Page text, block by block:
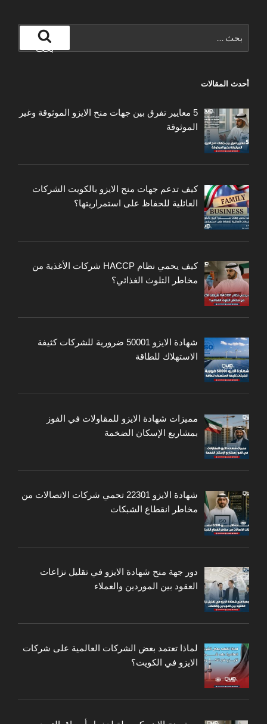
عن:
بحث
أحدث المقالات
5 معايير تفرق بين جهات منح الايزو الموثوقة وغير
الموثوقة
كيف تدعم جهات منح الايزو بالكويت الشركات
العائلية للحفاظ على استمراريتها؟
كيف يحمي نظام HACCP شركات الأغذية من
مخاطر التلوث الغذائي؟
شهادة الايزو 50001 ضرورية للشركات كثيفة
الاستهلاك للطاقة
مميزات شهادة الايزو للمقاولات في الفوز
بمشاريع الإسكان الضخمة
شهادة الايزو 22301 تحمي شركات الاتصالات من
مخاطر انقطاع الشبكات
دور جهة منح شهادة الايزو في تقليل نزاعات
العقود بين الموردين والعملاء
لماذا تعتمد بعض الشركات العالمية على شركات
الايزو في الكويت؟